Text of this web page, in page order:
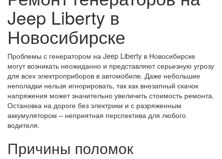
Jeep Liberty в
Новосибирске
Проблемы с генератором на Jeep Liberty в Новосибирске
могут возникать неожиданно и представляют серьезную угрозу
для всех электроприборов в автомобиле. Даже небольшие
неполадки нельзя игнорировать, так как внезапный скачок
напряжения может значительно увеличить стоимость ремонта.
Остановка на дороге без электрики и с разряженным
аккумулятором – неприятная перспектива для любого
водителя.
Причины поломок